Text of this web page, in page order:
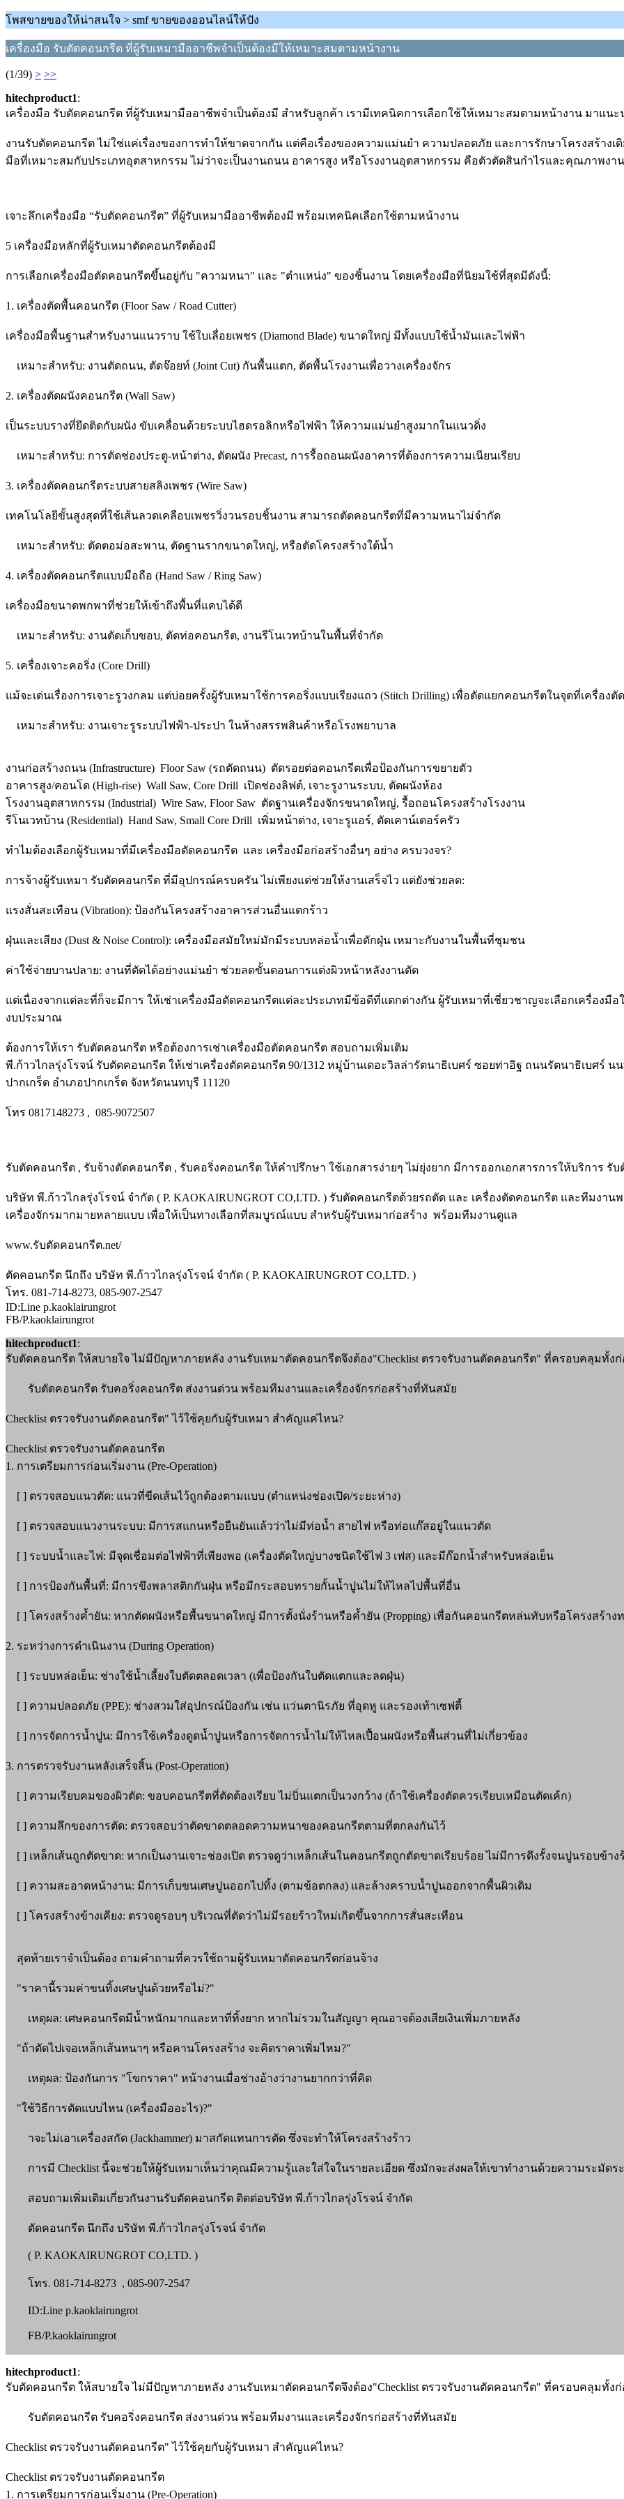
โพสขายของให้น่าสนใจ > smf ขายของออนไลน์ให้ปัง
เครื่องมือ รับตัดคอนกรีต ที่ผู้รับเหมามืออาชีพจำเป็นต้องมีให้เหมาะสมตามหน้างาน
(1/39) > >>
hitechproduct1:
เครื่องมือ รับตัดคอนกรีต ที่ผู้รับเหมามืออาชีพจำเป็นต้องมี สำหรับลูกค้า เรามีเทคนิคการเลือกใช้ให้เหมาะสมตามหน้างาน มาแนะ
งานรับตัดคอนกรีต ไม่ใช่แค่เรื่องของการทำให้ขาดจากกัน แต่คือเรื่องของความแม่นยำ ความปลอดภัย และการรักษาโครงสร้าง
มือที่เหมาะสมกับประเภทอุตสาหกรรม ไม่ว่าจะเป็นงานถนน อาคารสูง หรือโรงงานอุตสาหกรรม คือตัวตัดสินกำไรและคุณภาพ
เจาะลึกเครื่องมือ “รับตัดคอนกรีต” ที่ผู้รับเหมามืออาชีพต้องมี พร้อมเทคนิคเลือกใช้ตามหน้างาน
5 เครื่องมือหลักที่ผู้รับเหมาตัดคอนกรีตต้องมี
การเลือกเครื่องมือตัดคอนกรีตขึ้นอยู่กับ "ความหนา" และ "ตำแหน่ง" ของชิ้นงาน โดยเครื่องมือที่นิยมใช้ที่สุดมีดังนี้:
1. เครื่องตัดพื้นคอนกรีต (Floor Saw / Road Cutter)
เครื่องมือพื้นฐานสำหรับงานแนวราบ ใช้ใบเลื่อยเพชร (Diamond Blade) ขนาดใหญ่ มีทั้งแบบใช้น้ำมันและไฟฟ้า
เหมาะสำหรับ: งานตัดถนน, ตัดจ๊อยท์ (Joint Cut) กันพื้นแตก, ตัดพื้นโรงงานเพื่อวางเครื่องจักร
2. เครื่องตัดผนังคอนกรีต (Wall Saw)
เป็นระบบรางที่ยึดติดกับผนัง ขับเคลื่อนด้วยระบบไฮดรอลิกหรือไฟฟ้า ให้ความแม่นยำสูงมากในแนวดิ่ง
เหมาะสำหรับ: การตัดช่องประตู-หน้าต่าง, ตัดผนัง Precast, การรื้อถอนผนังอาคารที่ต้องการความเนียนเรียบ
3. เครื่องตัดคอนกรีตระบบสายสลิงเพชร (Wire Saw)
เทคโนโลยีขั้นสูงสุดที่ใช้เส้นลวดเคลือบเพชรวิ่งวนรอบชิ้นงาน สามารถตัดคอนกรีตที่มีความหนาไม่จำกัด
เหมาะสำหรับ: ตัดตอม่อสะพาน, ตัดฐานรากขนาดใหญ่, หรือตัดโครงสร้างใต้น้ำ
4. เครื่องตัดคอนกรีตแบบมือถือ (Hand Saw / Ring Saw)
เครื่องมือขนาดพกพาที่ช่วยให้เข้าถึงพื้นที่แคบได้ดี
เหมาะสำหรับ: งานตัดเก็บขอบ, ตัดท่อคอนกรีต, งานรีโนเวทบ้านในพื้นที่จำกัด
5. เครื่องเจาะคอริ่ง (Core Drill)
แม้จะเด่นเรื่องการเจาะรูวงกลม แต่บ่อยครั้งผู้รับเหมาใช้การคอริ่งแบบเรียงแถว (Stitch Drilling) เพื่อตัดแยกคอนกรีตในจุดที่เครื่องตั
เหมาะสำหรับ: งานเจาะรูระบบไฟฟ้า-ประปา ในห้างสรรพสินค้าหรือโรงพยาบาล
งานก่อสร้างถนน (Infrastructure) Floor Saw (รถตัดถนน) ตัดรอยต่อคอนกรีตเพื่อป้องกันการขยายตัว
อาคารสูง/คอนโด (High-rise) Wall Saw, Core Drill เปิดช่องลิฟต์, เจาะรูงานระบบ, ตัดผนังห้อง
โรงงานอุตสาหกรรม (Industrial) Wire Saw, Floor Saw ตัดฐานเครื่องจักรขนาดใหญ่, รื้อถอนโครงสร้างโรงงาน
รีโนเวทบ้าน (Residential) Hand Saw, Small Core Drill เพิ่มหน้าต่าง, เจาะรูแอร์, ตัดเคาน์เตอร์ครัว
ทำไมต้องเลือกผู้รับเหมาที่มีเครื่องมือตัดคอนกรีต และ เครื่องมือก่อสร้างอื่นๆ อย่าง ครบวงจร?
การจ้างผู้รับเหมา รับตัดคอนกรีต ที่มีอุปกรณ์ครบครัน ไม่เพียงแต่ช่วยให้งานเสร็จไว แต่ยังช่วยลด:
แรงสั่นสะเทือน (Vibration): ป้องกันโครงสร้างอาคารส่วนอื่นแตกร้าว
ฝุ่นและเสียง (Dust & Noise Control): เครื่องมือสมัยใหม่มักมีระบบหล่อน้ำเพื่อดักฝุ่น เหมาะกับงานในพื้นที่ชุมชน
ค่าใช้จ่ายบานปลาย: งานที่ตัดได้อย่างแม่นยำ ช่วยลดขั้นตอนการแต่งผิวหน้าหลังงานตัด
แต่เนื่องจากแต่ละที่ก็จะมีการ ให้เช่าเครื่องมือตัดคอนกรีตแต่ละประเภทมีข้อดีที่แตกต่างกัน ผู้รับเหมาที่เชี่ยวชาญจะเลือกเครื่อง
งบประมาณ
ต้องการให้เรา รับตัดคอนกรีต หรือต้องการเช่าเครื่องมือตัดคอนกรีต สอบถามเพิ่มเติม
พี.ก้าวไกลรุ่งโรจน์ รับตัดคอนกรีต ให้เช่าเครื่องตัดคอนกรีต 90/1312 หมู่บ้านเดอะวิลล่ารัตนาธิเบศร์ ซอยท่าอิฐ ถนนรัตนาธิเบศร์ น
ปากเกร็ด อำเภอปากเกร็ด จังหวัดนนทบุรี 11120
โทร 0817148273 , 085-9072507
รับตัดคอนกรีต , รับจ้างตัดคอนกรีต , รับคอริ่งคอนกรีต ให้คำปรึกษา ใช้เอกสารง่ายๆ ไม่ยุ่งยาก มีการออกเอกสารการให้บริการ
บริษัท พี.ก้าวไกลรุ่งโรจน์ จำกัด ( P. KAOKAIRUNGROT CO,LTD. ) รับตัดคอนกรีตด้วยรถตัด และ เครื่องตัดคอนกรีต และทีมงา
เครื่องจักรมากมายหลายแบบ เพื่อให้เป็นทางเลือกที่สมบูรณ์แบบ สำหรับผู้รับเหมาก่อสร้าง พร้อมทีมงานดูแล
www.รับตัดคอนกรีต.net/
ตัดคอนกรีต นึกถึง บริษัท พี.ก้าวไกลรุ่งโรจน์ จำกัด ( P. KAOKAIRUNGROT CO,LTD. )
โทร. 081-714-8273, 085-907-2547
ID:Line p.kaoklairungrot
FB/P.kaoklairungrot
hitechproduct1:
รับตัดคอนกรีต ให้สบายใจ ไม่มีปัญหาภายหลัง งานรับเหมาตัดคอนกรีตจึงต้อง"Checklist ตรวจรับงานตัดคอนกรีต" ที่ครอบคลุมทั้ง
รับตัดคอนกรีต รับคอริ่งคอนกรีต ส่งงานด่วน พร้อมทีมงานและเครื่องจักรก่อสร้างที่ทันสมัย
Checklist ตรวจรับงานตัดคอนกรีต" ไว้ใช้คุยกับผู้รับเหมา สำคัญแค่ไหน?
Checklist ตรวจรับงานตัดคอนกรีต
1. การเตรียมการก่อนเริ่มงาน (Pre-Operation)
[ ] ตรวจสอบแนวตัด: แนวที่ขีดเส้นไว้ถูกต้องตามแบบ (ตำแหน่งช่องเปิด/ระยะห่าง)
[ ] ตรวจสอบแนวงานระบบ: มีการสแกนหรือยืนยันแล้วว่าไม่มีท่อน้ำ สายไฟ หรือท่อแก๊สอยู่ในแนวตัด
[ ] ระบบน้ำและไฟ: มีจุดเชื่อมต่อไฟฟ้าที่เพียงพอ (เครื่องตัดใหญ่บางชนิดใช้ไฟ 3 เฟส) และมีก๊อกน้ำสำหรับหล่อเย็น
[ ] การป้องกันพื้นที่: มีการขึงพลาสติกกันฝุ่น หรือมีกระสอบทรายกั้นน้ำปูนไม่ให้ไหลไปพื้นที่อื่น
[ ] โครงสร้างค้ำยัน: หากตัดผนังหรือพื้นขนาดใหญ่ มีการตั้งนั่งร้านหรือค้ำยัน (Propping) เพื่อกันคอนกรีตหล่นทับหรือโครงสร้า
2. ระหว่างการดำเนินงาน (During Operation)
[ ] ระบบหล่อเย็น: ช่างใช้น้ำเลี้ยงใบตัดตลอดเวลา (เพื่อป้องกันใบตัดแตกและลดฝุ่น)
[ ] ความปลอดภัย (PPE): ช่างสวมใส่อุปกรณ์ป้องกัน เช่น แว่นตานิรภัย ที่อุดหู และรองเท้าเซฟตี้
[ ] การจัดการน้ำปูน: มีการใช้เครื่องดูดน้ำปูนหรือการจัดการน้ำไม่ให้ไหลเปื้อนผนังหรือพื้นส่วนที่ไม่เกี่ยวข้อง
3. การตรวจรับงานหลังเสร็จสิ้น (Post-Operation)
[ ] ความเรียบคมของผิวตัด: ขอบคอนกรีตที่ตัดต้องเรียบ ไม่บิ่นแตกเป็นวงกว้าง (ถ้าใช้เครื่องตัดควรเรียบเหมือนตัดเค้ก)
[ ] ความลึกของการตัด: ตรวจสอบว่าตัดขาดตลอดความหนาของคอนกรีตตามที่ตกลงกันไว้
[ ] เหล็กเส้นถูกตัดขาด: หากเป็นงานเจาะช่องเปิด ตรวจดูว่าเหล็กเส้นในคอนกรีตถูกตัดขาดเรียบร้อย ไม่มีการดึงรั้งจนปูนรอบข้าง
[ ] ความสะอาดหน้างาน: มีการเก็บขนเศษปูนออกไปทิ้ง (ตามข้อตกลง) และล้างคราบน้ำปูนออกจากพื้นผิวเดิม
[ ] โครงสร้างข้างเคียง: ตรวจดูรอบๆ บริเวณที่ตัดว่าไม่มีรอยร้าวใหม่เกิดขึ้นจากการสั่นสะเทือน
สุดท้ายเราจำเป็นต้อง ถามคำถามที่ควรใช้ถามผู้รับเหมาตัดคอนกรีตก่อนจ้าง
"ราคานี้รวมค่าขนทิ้งเศษปูนด้วยหรือไม่?"
เหตุผล: เศษคอนกรีตมีน้ำหนักมากและหาที่ทิ้งยาก หากไม่รวมในสัญญา คุณอาจต้องเสียเงินเพิ่มภายหลัง
"ถ้าตัดไปเจอเหล็กเส้นหนาๆ หรือคานโครงสร้าง จะคิดราคาเพิ่มไหม?"
เหตุผล: ป้องกันการ "โขกราคา" หน้างานเมื่อช่างอ้างว่างานยากกว่าที่คิด
"ใช้วิธีการตัดแบบไหน (เครื่องมืออะไร)?"
าจะไม่เอาเครื่องสกัด (Jackhammer) มาสกัดแทนการตัด ซึ่งจะทำให้โครงสร้างร้าว
การมี Checklist นี้จะช่วยให้ผู้รับเหมาเห็นว่าคุณมีความรู้และใส่ใจในรายละเอียด ซึ่งมักจะส่งผลให้เขาทำงานด้วยความระมัดร
สอบถามเพิ่มเติมเกี่ยวกันงานรับตัดคอนกรีต ติดต่อบริษัท พี.ก้าวไกลรุ่งโรจน์ จำกัด
ตัดคอนกรีต นึกถึง บริษัท พี.ก้าวไกลรุ่งโรจน์ จำกัด
( P. KAOKAIRUNGROT CO,LTD. )
โทร. 081-714-8273 , 085-907-2547
ID:Line p.kaoklairungrot
FB/P.kaoklairungrot
hitechproduct1:
รับตัดคอนกรีต ให้สบายใจ ไม่มีปัญหาภายหลัง งานรับเหมาตัดคอนกรีตจึงต้อง"Checklist ตรวจรับงานตัดคอนกรีต" ที่ครอบคลุมทั้ง
รับตัดคอนกรีต รับคอริ่งคอนกรีต ส่งงานด่วน พร้อมทีมงานและเครื่องจักรก่อสร้างที่ทันสมัย
Checklist ตรวจรับงานตัดคอนกรีต" ไว้ใช้คุยกับผู้รับเหมา สำคัญแค่ไหน?
Checklist ตรวจรับงานตัดคอนกรีต
1. การเตรียมการก่อนเริ่มงาน (Pre-Operation)